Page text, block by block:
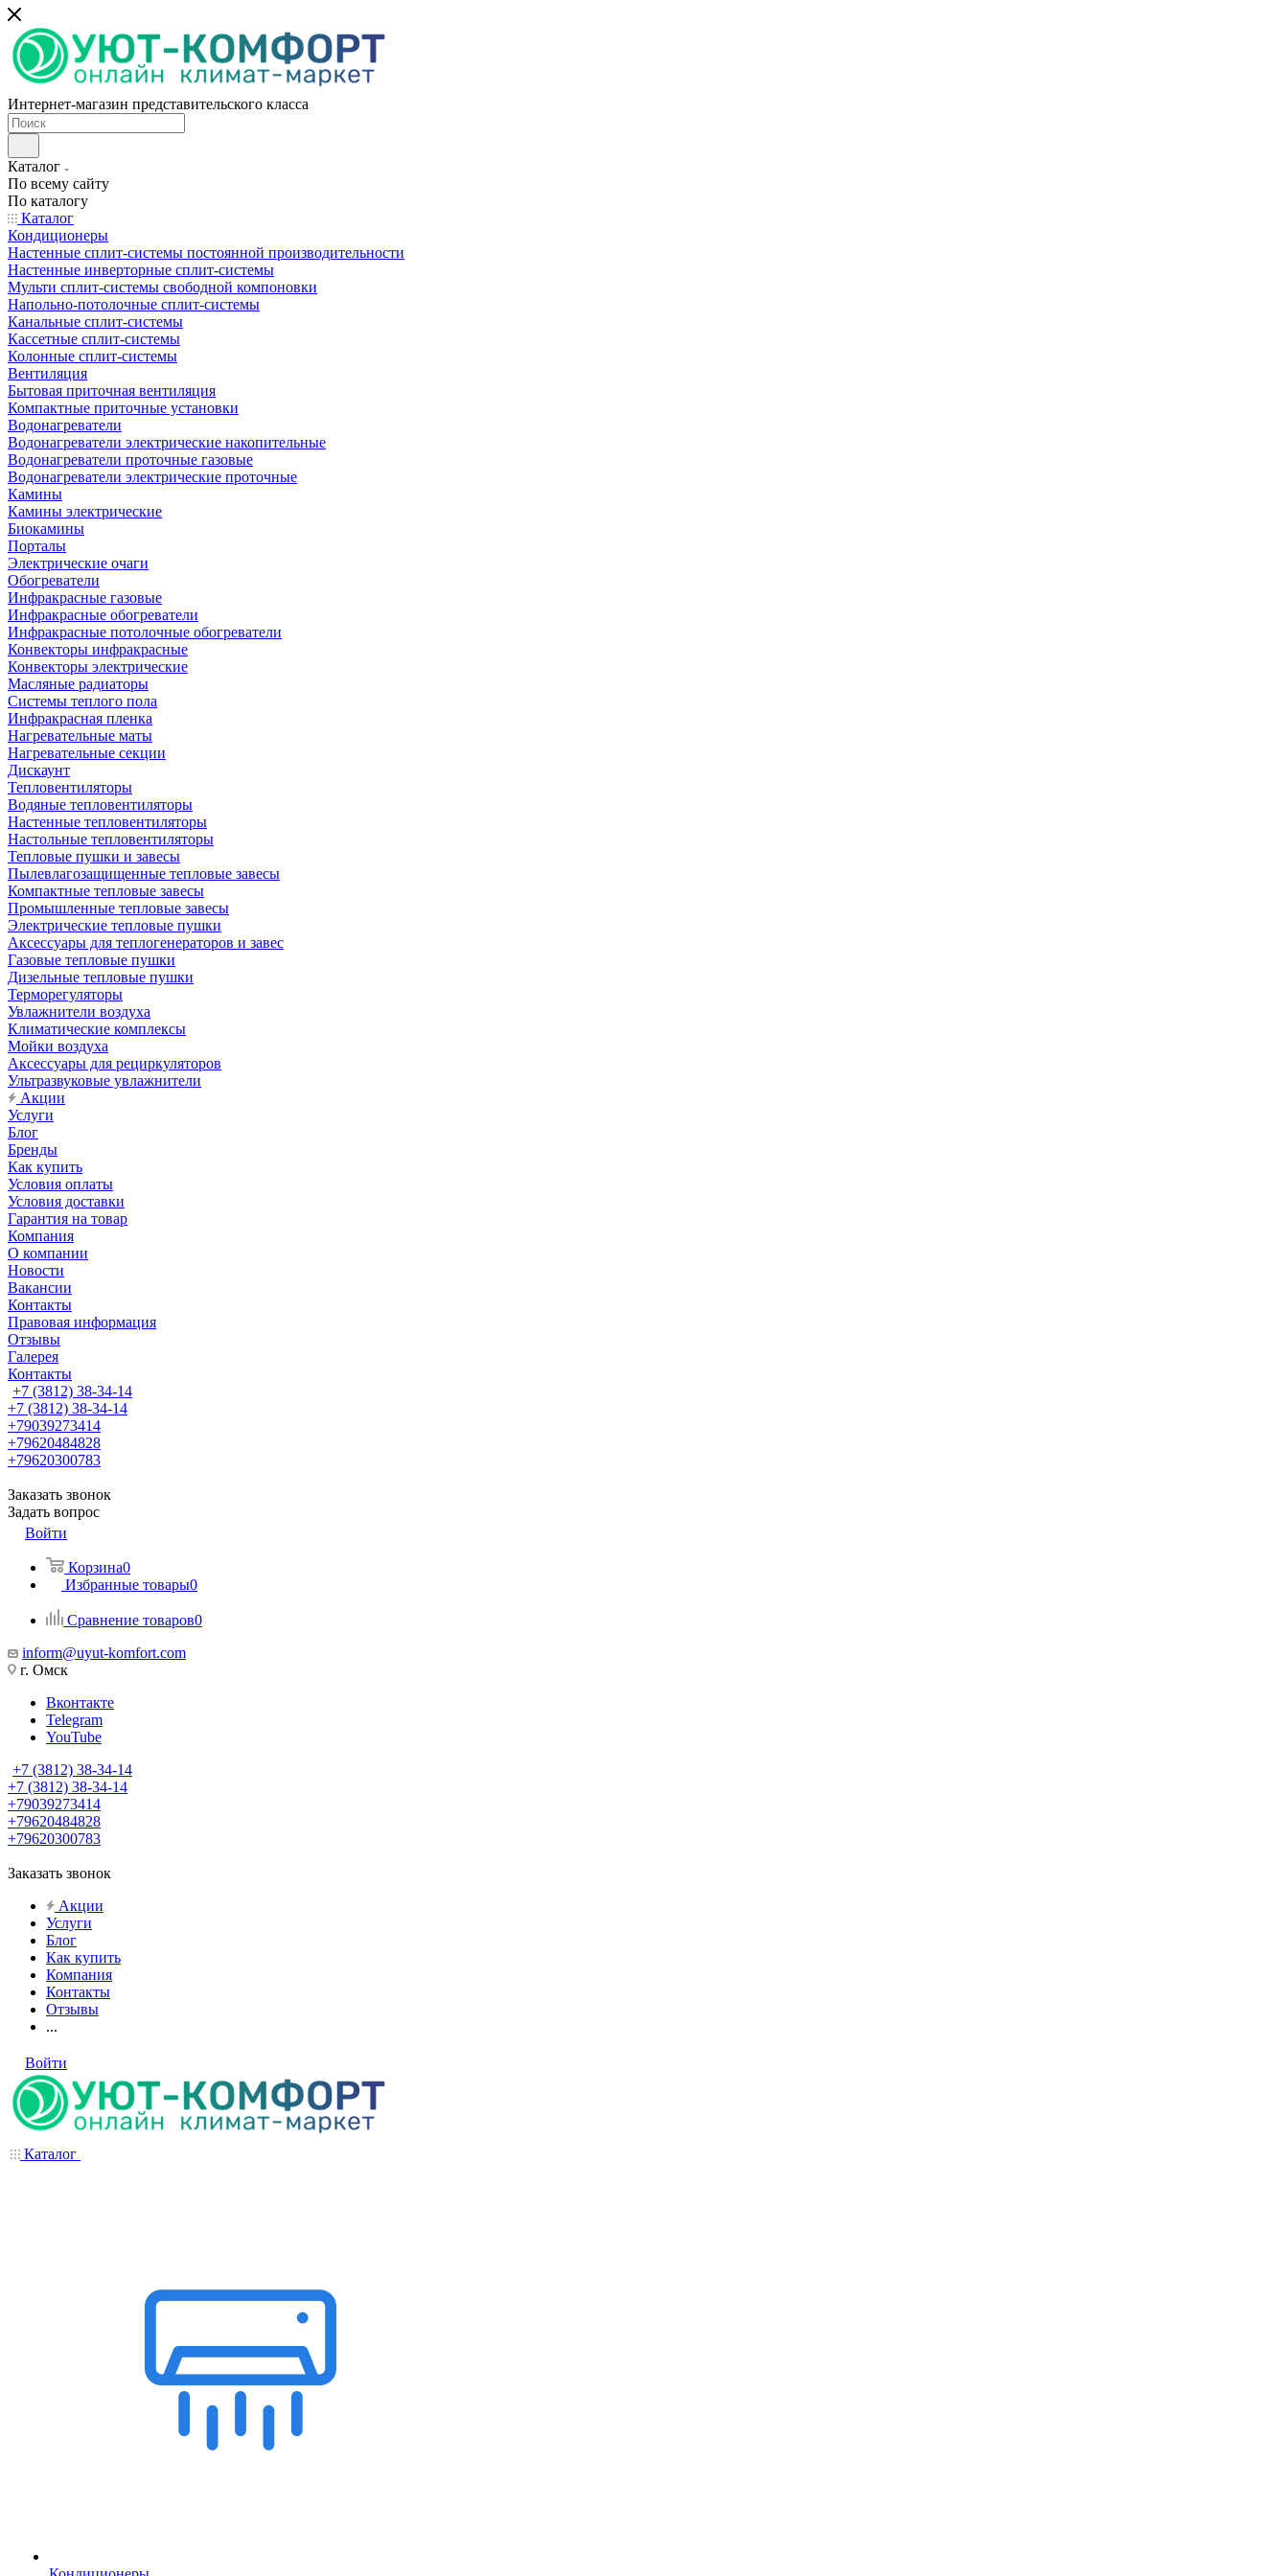
Интернет-магазин представительского класса
Каталог
По всему сайту
По каталогу
Каталог
Кондиционеры
Настенные сплит-системы постоянной производительности
Настенные инверторные сплит-системы
Мульти сплит-системы свободной компоновки
Напольно-потолочные сплит-системы
Канальные сплит-системы
Кассетные сплит-системы
Колонные сплит-системы
Вентиляция
Бытовая приточная вентиляция
Компактные приточные установки
Водонагреватели
Водонагреватели электрические накопительные
Водонагреватели проточные газовые
Водонагреватели электрические проточные
Камины
Камины электрические
Биокамины
Порталы
Электрические очаги
Обогреватели
Инфракрасные газовые
Инфракрасные обогреватели
Инфракрасные потолочные обогреватели
Конвекторы инфракрасные
Конвекторы электрические
Масляные радиаторы
Системы теплого пола
Инфракрасная пленка
Нагревательные маты
Нагревательные секции
Дискаунт
Тепловентиляторы
Водяные тепловентиляторы
Настенные тепловентиляторы
Настольные тепловентиляторы
Тепловые пушки и завесы
Пылевлагозащищенные тепловые завесы
Компактные тепловые завесы
Промышленные тепловые завесы
Электрические тепловые пушки
Аксессуары для теплогенераторов и завес
Газовые тепловые пушки
Дизельные тепловые пушки
Терморегуляторы
Увлажнители воздуха
Климатические комплексы
Мойки воздуха
Аксессуары для рециркуляторов
Ультразвуковые увлажнители
Акции
Услуги
Блог
Бренды
Как купить
Условия оплаты
Условия доставки
Гарантия на товар
Компания
О компании
Новости
Вакансии
Контакты
Правовая информация
Отзывы
Галерея
Контакты
+7 (3812) 38-34-14
+7 (3812) 38-34-14
+79039273414
+79620484828
+79620300783
Заказать звонок
Задать вопрос
Войти
Корзина0
Избранные товары0
Сравнение товаров0
inform@uyut-komfort.com
г. Омск
Вконтакте
Telegram
YouTube
+7 (3812) 38-34-14
+7 (3812) 38-34-14
+79039273414
+79620484828
+79620300783
Заказать звонок
Акции
Услуги
Блог
Как купить
Компания
Контакты
Отзывы
...
Войти
Каталог